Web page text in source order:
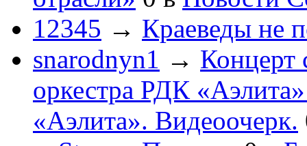
12345 → Краеведы не
snarodnyn1 → Концерт
оркестра РДК
«Аэлита». Видеоочерк.